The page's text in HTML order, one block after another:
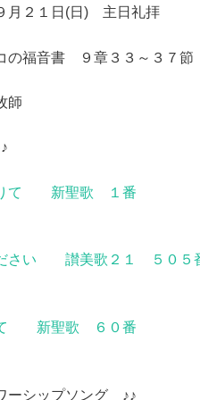
月２１日(日) 主日礼拝
の福音書 ９章３３～３７節
師
りて 新聖歌 １番
さい 讃美歌２１ ５０５
て 新聖歌 ６０番
ーシップソング ♪♪